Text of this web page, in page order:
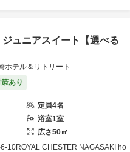
ジュニアスイート【選べる
ホテル＆リトリート
あり
定員4名
浴室1室
広さ50㎡
10ROYAL CHESTER NAGASAKI ho